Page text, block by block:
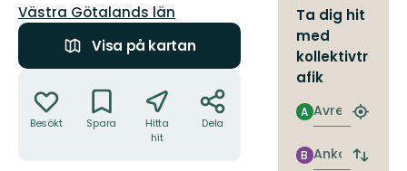
Län:
Västra Götalands län
Visa på kartan
Besökt Spara
Hitta
hit
Dela
Ta dig hit
med
kollektivtr
afik
Avresa
A
Hitta
Ankomst
B
Byt